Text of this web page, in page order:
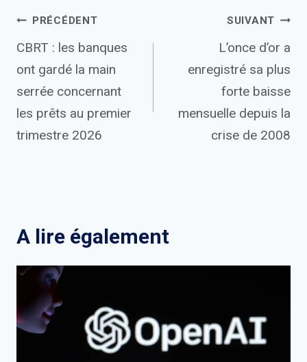
Navigation
de
l’article
PRÉCÉDENT
CBRT : les banques
ont gardé la main
serrée concernant
les prêts au premier
trimestre 2026
SUIVANT
L’once d’or a
enregistré sa plus
forte baisse
mensuelle depuis la
crise de 2008
A lire également